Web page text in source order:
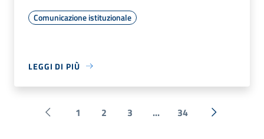
Comunicazione istituzionale
LEGGI DI PIÙ
Pagina precedente
1 2 3 ... 34 Successiva